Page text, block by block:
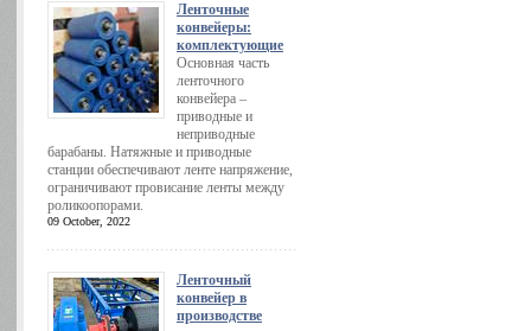
Ленточные
конвейеры:
комплектующие
Основная часть
ленточного
конвейера –
приводные и
неприводные
барабаны. Натяжные и приводные
станции обеспечивают ленте напряжение,
ограничивают провисание ленты между
роликоопорами.
09 October, 2022
Ленточный
конвейер в
производстве